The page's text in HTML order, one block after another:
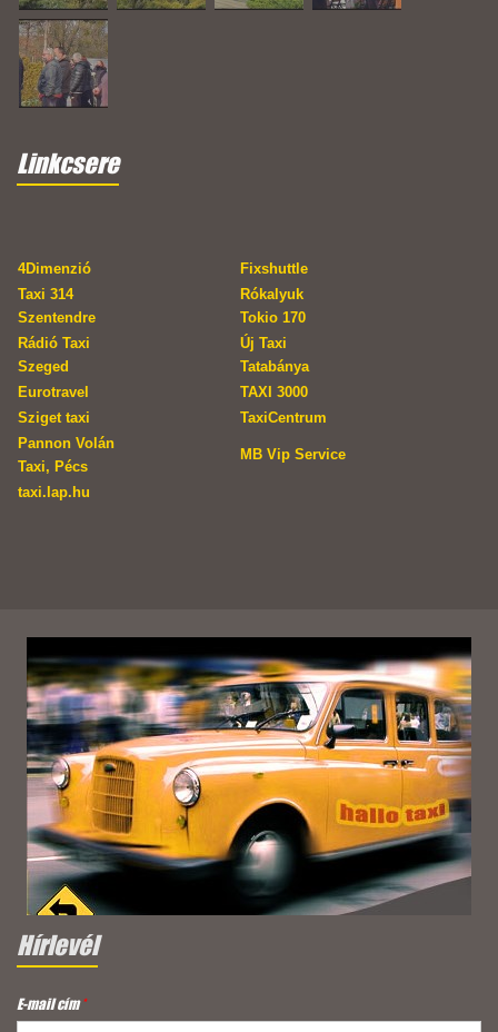
Linkcsere
4Dimenzió
Fixshuttle
Taxi 314
Szentendre
Rókalyuk
Tokio 170
Rádió Taxi
Szeged
Új Taxi
Tatabánya
Eurotravel
TAXI 3000
Sziget taxi
TaxiCentrum
Pannon Volán
Taxi, Pécs
MB Vip Service
taxi.lap.hu
Hírlevél
E-mail cím*